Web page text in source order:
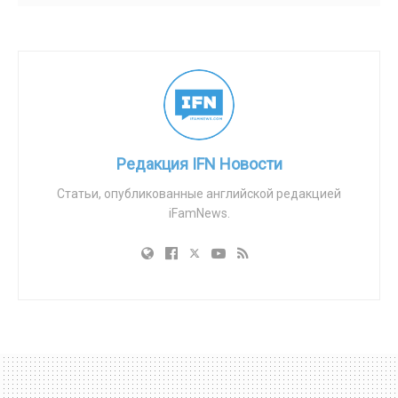
правительства, не существует «конкретных данных»,
подтверждающих количество подобных случаев
преследования. Томислав Кунович, управляющий
директор 40 Days for Life International, раскритиковал
том, что демонстрации представляют угрозу для
зафиксировано ни одного случая, когда к
адвокации ADF International, также раскритиковал
предложенный закон за расплывчатость и
Редакция IFN Новости
Статьи, опубликованные английской редакцией
iFamNews.